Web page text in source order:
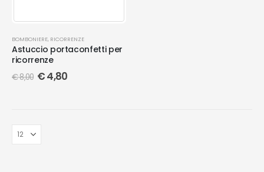
BOMBONIERE, RICORRENZE
Astuccio portaconfetti per
ricorrenze
€8,00 €4,80